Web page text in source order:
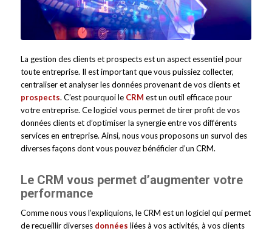
La gestion des clients et prospects est un aspect essentiel pour
toute entreprise. Il est important que vous puissiez collecter,
centraliser et analyser les données provenant de vos clients et
prospects. C’est pourquoi le CRM est un outil efficace pour
votre entreprise. Ce logiciel vous permet de tirer profit de vos
données clients et d’optimiser la synergie entre vos différents
services en entreprise. Ainsi, nous vous proposons un survol des
diverses façons dont vous pouvez bénéficier d’un CRM.
Le CRM vous permet d’augmenter votre
performance
Comme nous vous l’expliquions, le CRM est un logiciel qui permet
de recueillir diverses données liées à vos activités, à vos clients